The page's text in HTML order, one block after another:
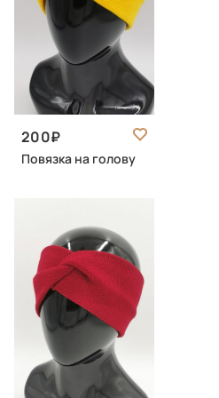
200
Повязка на голову